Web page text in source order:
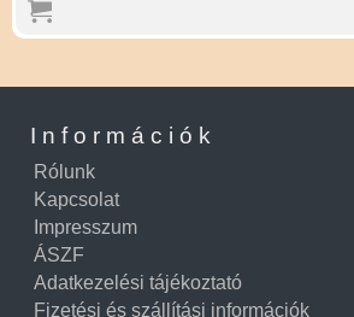
lányoknak
férfiaknál, 25 mikrogramm
Terhes nők: 30 mikrogramm
Szoptató nők: 35 mikrogramm
Némely egészségügyi
javasol a vércukorszint
különösen az enyhe vagy súlyos
Információk
Rólunk
Kapcsolat
Impresszum
ÁSZF
Adatkezelési tájékoztató
Fizetési és szállítási információk